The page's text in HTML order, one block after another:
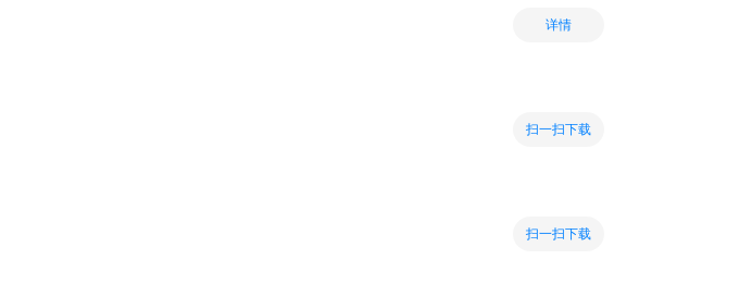
详情
扫一扫下载
扫一扫下载